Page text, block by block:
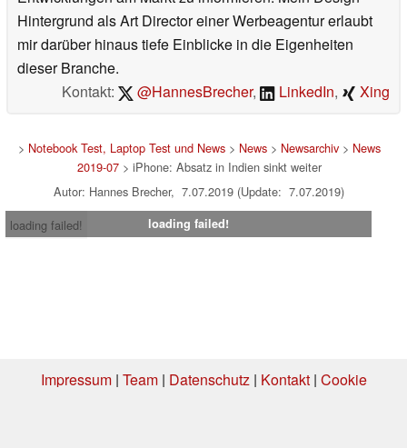
Hintergrund als Art Director einer Werbeagentur erlaubt
mir darüber hinaus tiefe Einblicke in die Eigenheiten
dieser Branche.
Kontakt:
@HannesBrecher, LinkedIn, Xing
> Notebook Test, Laptop Test und News> News> Newsarchiv> News
2019-07> iPhone: Absatz in Indien sinkt weiter
Autor: Hannes Brecher, 7.07.2019 (Update: 7.07.2019)
loading failed!
loading failed!
Impressum| Team| Datenschutz| Kontakt| Cookie